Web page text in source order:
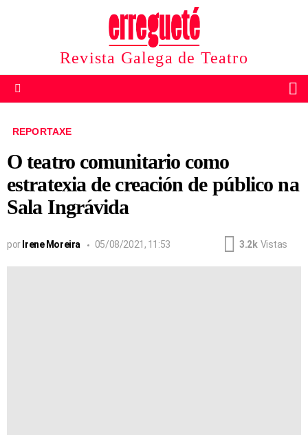
Revista Galega de Teatro
REPORTAXE
O teatro comunitario como
estratexia de creación de público na
Sala Ingrávida
por Irene Moreira 05/08/2021, 11:53 3.2k Vistas